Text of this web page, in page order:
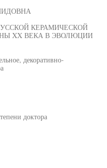
КЕРАМИЧЕСКОЙ
XX ВЕКА В ЭВОЛЮЦИИ
декоративно-
доктора